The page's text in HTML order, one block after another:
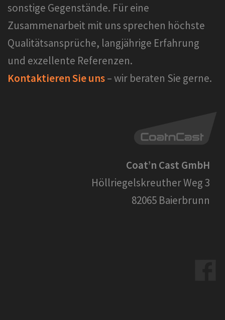
sonstige Gegenstände. Für eine
Zusammenarbeit mit uns sprechen höchste
Qualitätsansprüche, langjährige Erfahrung
und exzellente Referenzen.
Kontaktieren Sie uns– wir beraten Sie gerne.
Coat’n Cast GmbH
Höllriegelskreuther Weg 3
82065 Baierbrunn